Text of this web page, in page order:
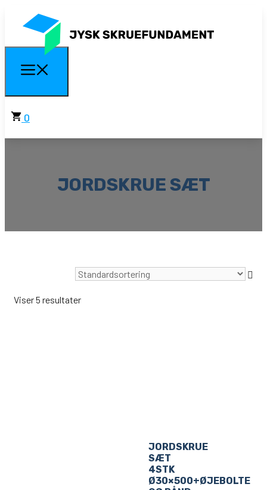
0
JORDSKRUE SÆT
Viser 5 resultater
JORDSKRUE
SÆT
4STK
Ø30×500+ØJEBOLTE